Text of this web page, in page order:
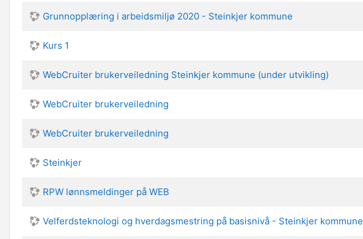
Grunnopplæring i arbeidsmiljø 2020 - Steinkjer kommune
Kurs 1
WebCruiter brukerveiledning Steinkjer kommune (under utvikling)
WebCruiter brukerveiledning
WebCruiter brukerveiledning
Steinkjer
RPW lønnsmeldinger på WEB
Velferdsteknologi og hverdagsmestring på basisnivå - Steinkjer kommune